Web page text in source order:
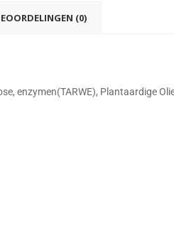
(0)
enzymen(TARWE), Plantaardige